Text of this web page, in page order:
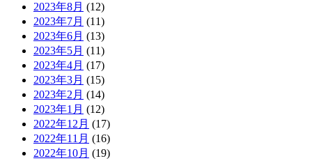
2023年8月 (12)
2023年7月 (11)
2023年6月 (13)
2023年5月 (11)
2023年4月 (17)
2023年3月 (15)
2023年2月 (14)
2023年1月 (12)
2022年12月 (17)
2022年11月 (16)
2022年10月 (19)